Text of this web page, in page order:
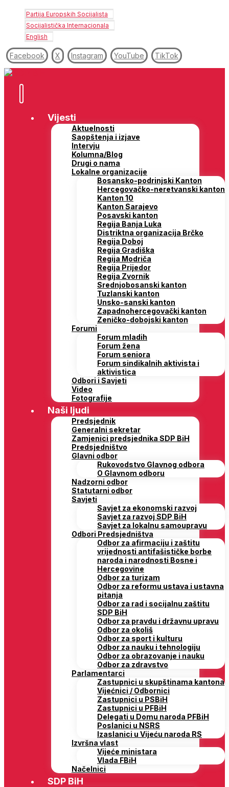
Partija Europskih Socijalista
Socijalistička Internacionala
English
Facebook X Instagram YouTube TikTok
Vijesti
Aktuelnosti
Saopštenja i izjave
Intervju
Kolumna/Blog
Drugi o nama
Lokalne organizacije
Bosansko-podrinjski Kanton
Hercegovačko-neretvanski kanton
Kanton 10
Kanton Sarajevo
Posavski kanton
Regija Banja Luka
Distriktna organizacija Brčko
Regija Doboj
Regija Gradiška
Regija Modriča
Regija Prijedor
Regija Zvornik
Srednjobosanski kanton
Tuzlanski kanton
Unsko-sanski kanton
Zapadnohercegovački kanton
Zeničko-dobojski kanton
Forumi
Forum mladih
Forum žena
Forum seniora
Forum sindikalnih aktivista i
aktivistica
Odbori i Savjeti
Video
Fotografije
Naši ljudi
Predsjednik
Generalni sekretar
Zamjenici predsjednika SDP BiH
Predsjedništvo
Glavni odbor
Rukovodstvo Glavnog odbora
O Glavnom odboru
Nadzorni odbor
Statutarni odbor
Savjeti
Savjet za ekonomski razvoj
Savjet za razvoj SDP BiH
Savjet za lokalnu samoupravu
Odbori Predsjedništva
Odbor za afirmaciju i zaštitu
vrijednosti antifašističke borbe
naroda i narodnosti Bosne i
Hercegovine
Odbor za turizam
Odbor za reformu ustava i ustavna
pitanja
Odbor za rad i socijalnu zaštitu
SDP BiH
Odbor za pravdu i državnu upravu
Odbor za okoliš
Odbor za sport i kulturu
Odbor za nauku i tehnologiju
Odbor za obrazovanje i nauku
Odbor za zdravstvo
Parlamentarci
Zastupnici u skupštinama kantona
Vijećnici / Odbornici
Zastupnici u PSBiH
Zastupnici u PFBiH
Delegati u Domu naroda PFBiH
Poslanici u NSRS
Izaslanici u Vijeću naroda RS
Izvršna vlast
Vijeće ministara
Vlada FBiH
Načelnici
SDP BiH